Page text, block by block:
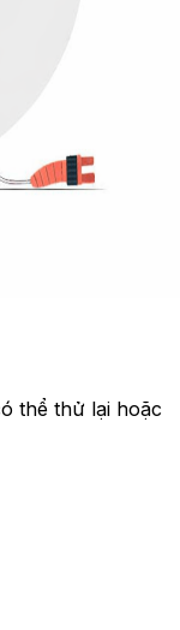
thể thử lại hoặc